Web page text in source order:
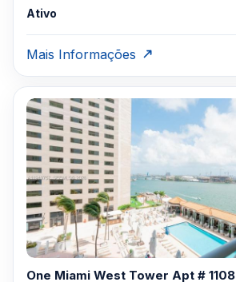
Ativo
Mais Informações
One Miami West Tower Apt # 1108